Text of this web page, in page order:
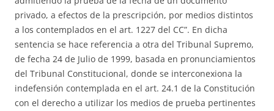
privado, a efectos de la prescripción, por medios distintos
a los contemplados en el art. 1227 del CC”. En dicha
sentencia se hace referencia a otra del Tribunal Supremo,
de fecha 24 de Julio de 1999, basada en pronunciamientos
del Tribunal Constitucional, donde se interconexiona la
indefensión contemplada en el art. 24.1 de la Constitución
con el derecho a utilizar los medios de prueba pertinentes